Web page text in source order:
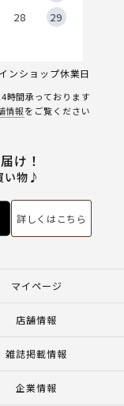
28
29
ンショップ休業日
間承っております
情報をご覧ください
け！
い物♪
詳しくはこちら
マイページ
店舗情報
雑誌掲載情報
企業情報